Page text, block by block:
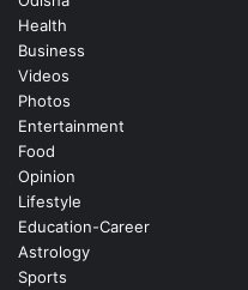
Health
Business
Videos
Photos
Entertainment
Food
Opinion
Lifestyle
Education-Career
Astrology
Sports